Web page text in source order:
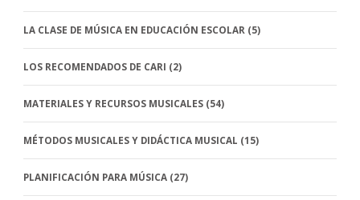
LA CLASE DE MÚSICA EN EDUCACIÓN ESCOLAR (5)
LOS RECOMENDADOS DE CARI (2)
MATERIALES Y RECURSOS MUSICALES (54)
MÉTODOS MUSICALES Y DIDÁCTICA MUSICAL (15)
PLANIFICACIÓN PARA MÚSICA (27)